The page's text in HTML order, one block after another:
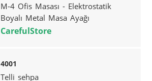
M-4 Ofis Masası - Elektrostatik
Boyalı Metal Masa Ayağı
CarefulStore
4001
Telli sehpa